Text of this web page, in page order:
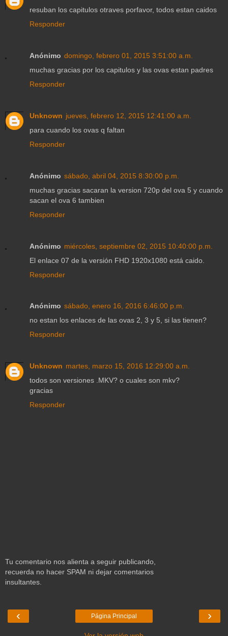
resuban los capitulos otraves porfavor, todos estan caidos
Responder
Anónimo domingo, febrero 01, 2015 3:51:00 a.m.
muchas gracias por los capitulos y las ovas estan padres
Responder
Unknown jueves, febrero 12, 2015 12:41:00 a.m.
para cuando los ovas q faltan
Responder
Anónimo sábado, abril 04, 2015 8:30:00 p.m.
muchas gracias sacaran la version 720p del ova 5 y cuando
sacan el ova 6 tambien
Responder
Anónimo miércoles, septiembre 02, 2015 10:40:00 p.m.
El enlace 07 de la versión FHD 1920x1080 está caido.
Responder
Anónimo sábado, enero 16, 2016 6:46:00 p.m.
no estan los enlaces de las ovas 2, 3 y 5, si las tienen?
Responder
Unknown martes, marzo 15, 2016 12:29:00 a.m.
todos son versiones .MKV? o cuales son mkv?
gracias
Responder
Tu comentario nos alienta a seguir publicando,
recuerda no hacer SPAM ni dejar comentarios
insultantes.
‹ ›
Página Principal